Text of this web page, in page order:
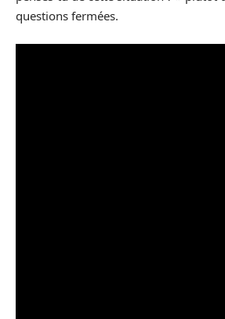
questions fermées.